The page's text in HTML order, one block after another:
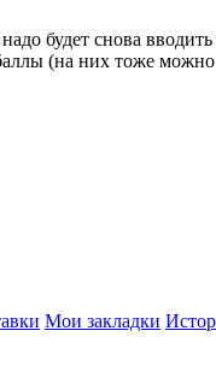
будет снова
(на них тоже
Мои закладки